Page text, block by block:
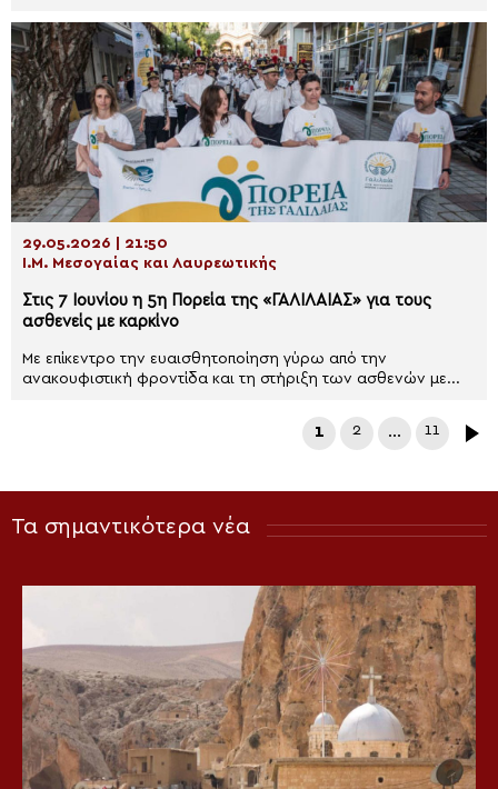
29.05.2026 | 21:50
Ι.Μ. Μεσογαίας και Λαυρεωτικής
Στις 7 Ιουνίου η 5η Πορεία της «ΓΑΛΙΛΑΙΑΣ» για τους
ασθενείς με καρκίνο
Με επίκεντρο την ευαισθητοποίηση γύρω από την
ανακουφιστική φροντίδα και τη στήριξη των ασθενών με...
1 2 … 11
Τα σημαντικότερα νέα